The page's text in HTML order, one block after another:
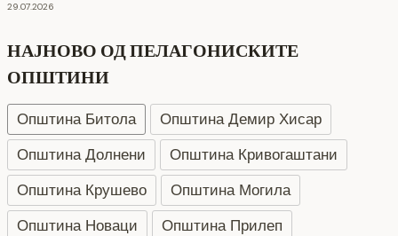
29.07.2026
НАЈНОВО ОД ПЕЛАГОНИСКИТЕ
ОПШТИНИ
Општина Битола
Општина Демир Хисар
Општина Долнени
Општина Кривогаштани
Општина Крушево
Општина Могила
Општина Новаци
Општина Прилеп